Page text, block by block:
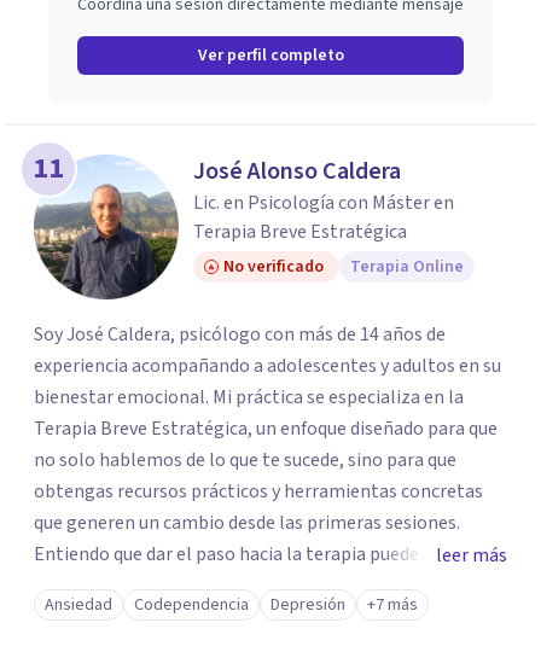
Coordina una sesión directamente mediante mensaje
Ver perfil completo
11 José Alonso Caldera
Lic. en Psicología con Máster en
Terapia Breve Estratégica
No verificado Terapia Online
Soy José Caldera, psicólogo con más de 14 años de
experiencia acompañando a adolescentes y adultos en su
bienestar emocional. Mi práctica se especializa en la
Terapia Breve Estratégica, un enfoque diseñado para que
no solo hablemos de lo que te sucede, sino para que
obtengas recursos prácticos y herramientas concretas
que generen un cambio desde las primeras sesiones.
Entiendo que dar el paso hacia la terapia puede generar
dudas, pero si te sientes bloqueado por la ansiedad,
ataques de pánico, miedos o el dolor de una ruptura, mi
leer más
Ansiedad Codependencia Depresión +7 más